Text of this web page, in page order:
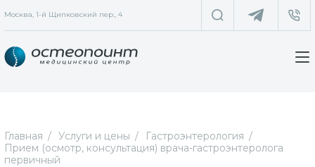
Москва, 1-й Щипковский пер., 4
Главная Услуги и цены
Гастроэнтерология
Прием (осмотр, консультация) врача-гастроэнтеролога
первичный